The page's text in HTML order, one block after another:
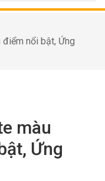
nổi bật, Ứng
màu
Ứng